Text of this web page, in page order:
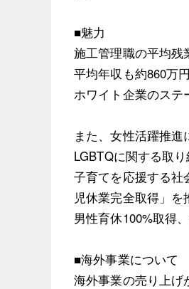
■魅力
施工管理職の平均残
平均年収も約860万
ホワイト企業のステ
また、女性活躍推進
LGBTQに関する取
子育てを応援する社
児休業完全取得」を
男性育休100%取得
■海外事業について
海外事業の売り上げ